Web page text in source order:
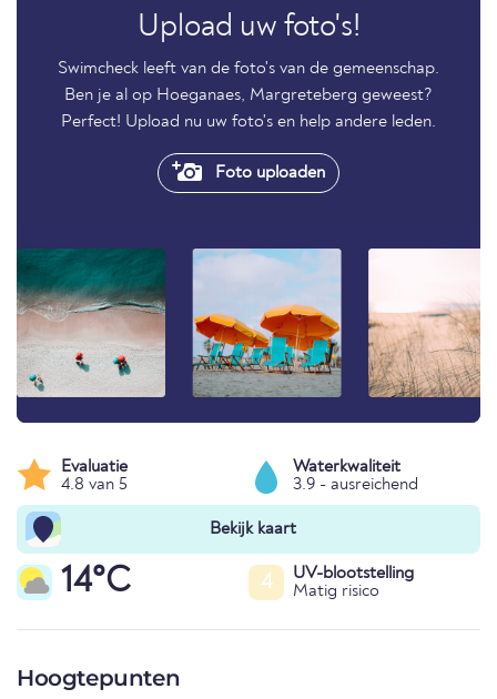
Upload uw foto's!
Swimcheck leeft van de foto's van de gemeenschap.
Ben je al op Hoeganaes, Margreteberg geweest?
Perfect! Upload nu uw foto's en help andere leden.
Foto uploaden
Evaluatie
4.8 van 5
Waterkwaliteit
3.9 - ausreichend
Bekijk kaart
14°C 4
UV-blootstelling
Matig risico
Hoogtepunten